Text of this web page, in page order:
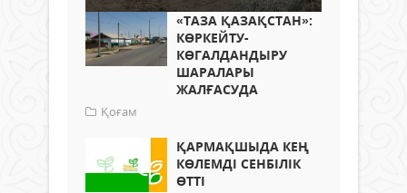
«ТАЗА ҚАЗАҚСТАН»:
КӨРКЕЙТУ-
КӨГАЛДАНДЫРУ
ШАРАЛАРЫ
ЖАЛҒАСУДА
Қоғам
ҚАРМАҚШЫДА КЕҢ
КӨЛЕМДІ СЕНБІЛІК
ӨТТІ